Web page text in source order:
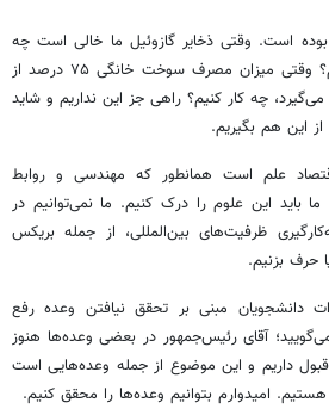
است. وقتی ذخایر گازوئیل ما خالی است چه
کار کنیم؟ مگر راه دیگری داریم؟ وقتی میزان مصرف سوخت خانگی ۷۵ درصد از
چه کار کنیم؟ راهی جز این نداریم و شاید
این هم بگیریم.
علم است همانطور که مهندسی و روابط
باید این علوم را درک کنیم. ما نمی‌توانیم در
ظرفیت‌های بین‌المللی، از جمله بریکس
حرف بزنیم.
دانشجویان مبنی بر تحقق نیافتن وعده رفع
آقای رئیس‌جمهور در بعضی وعده‌ها هنوز
قبول داریم و این موضوع از جمله وعده‌هایی است
امیدوارم بتوانیم وعده‌ها را محقق کنیم.